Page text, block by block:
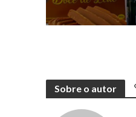
Sobre o autor